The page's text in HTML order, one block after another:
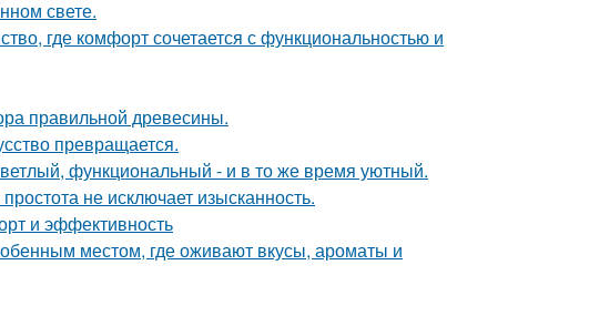
свете.
где комфорт сочетается с функциональностью и
правильной древесины.
превращается.
функциональный - и в то же время уютный.
не исключает изысканность.
и эффективность
местом, где оживают вкусы, ароматы и